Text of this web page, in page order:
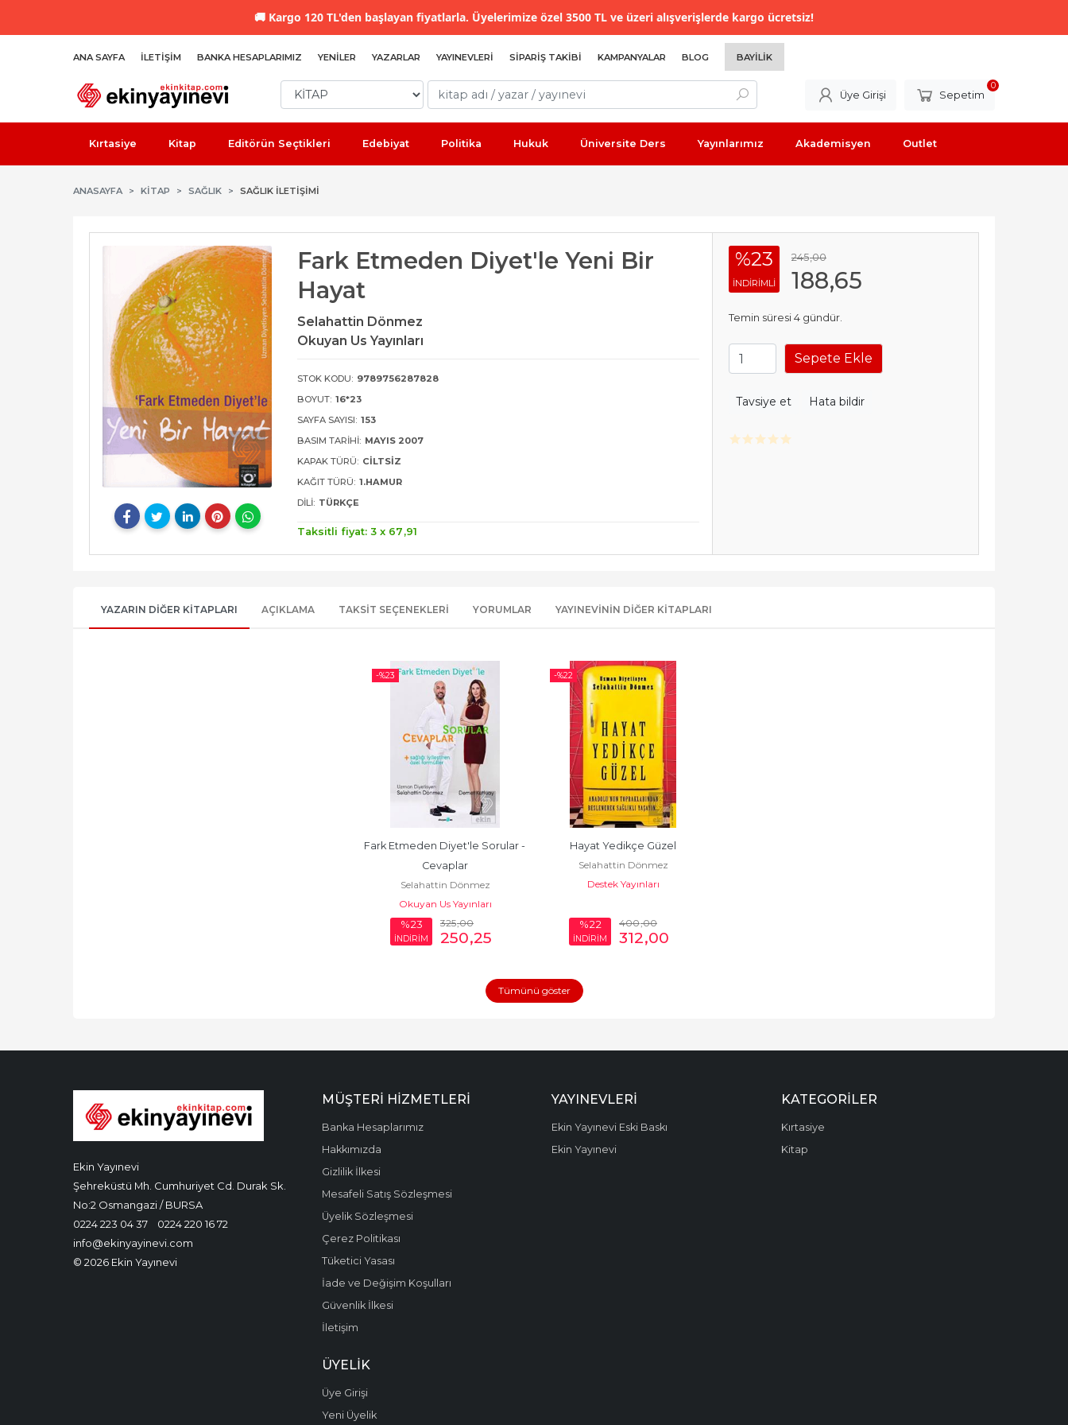
🚚 Kargo 120 TL'den başlayan fiyatlarla. Üyelerimize özel 3500 TL ve üzeri alışverişlerde kargo ücretsiz!
ANA SAYFA İLETIŞIM BANKA HESAPLARIMIZ YENILER YAZARLAR YAYINEVLERI SIPARIŞ TAKIBI KAMPANYALAR BLOG BAYILIK
Üye Girişi Sepetim
0
Kırtasiye Kitap Editörün Seçtikleri Edebiyat Politika Hukuk Üniversite Ders Yayınlarımız Akademisyen Outlet
ANASAYFA KİTAP SAĞLIK SAĞLIK İLETIŞIMI
Fark Etmeden Diyet'le Yeni Bir
Hayat
Selahattin Dönmez
Okuyan Us Yayınları
STOK KODU: 9789756287828
BOYUT: 16*23
SAYFA SAYISI: 153
BASIM TARIHI: MAYIS 2007
KAPAK TÜRÜ: CILTSIZ
KAĞIT TÜRÜ: 1.HAMUR
DILI: TÜRKÇE
Taksitli fiyat: 3 x 67 ,91
%23
INDIRIMLI
245,00
188,65
Temin süresi 4 gündür.
Sepete Ekle
Tavsiye et Hata bildir
YAZARIN DIĞER KITAPLARI AÇIKLAMA TAKSIT SEÇENEKLERI YORUMLAR YAYINEVININ DIĞER KITAPLARI
-%23
Fark Etmeden Diyet'le Sorular -
Cevaplar
Selahattin Dönmez
Okuyan Us Yayınları
%23
İNDİRİM
325,00
250,25
-%22
Hayat Yedikçe Güzel
Selahattin Dönmez
Destek Yayınları
%22
İNDİRİM
400,00
312,00
Tümünü göster
Ekin Yayınevi
Şehreküstü Mh. Cumhuriyet Cd. Durak Sk.
No:2 Osmangazi / BURSA
0224 223 04 37
0224 220 16 72
info@ekinyayinevi.com
© 2026 Ekin Yayınevi
MÜŞTERI HIZMETLERI
Banka Hesaplarımız
Hakkımızda
Gizlilik İlkesi
Mesafeli Satış Sözleşmesi
Üyelik Sözleşmesi
Çerez Politikası
Tüketici Yasası
İade ve Değişim Koşulları
Güvenlik İlkesi
İletişim
YAYINEVLERI
Ekin Yayınevi Eski Baskı
Ekin Yayınevi
KATEGORILER
Kırtasiye
Kitap
ÜYELIK
Üye Girişi
Yeni Üyelik